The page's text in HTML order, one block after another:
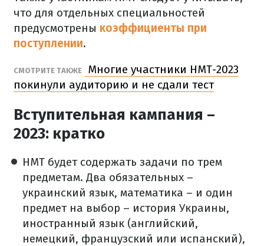
что для отдельных специальностей
предусмотрены коэффициенты при
поступлении.
СМОТРИТЕ ТАКЖЕ
Многие участники НМТ-2023
покинули аудиторию и не сдали тест
Вступительная кампания –
2023: кратко
НМТ будет содержать задачи по трем
предметам. Два обязательных –
украинский язык, математика – и один
предмет на выбор – история Украины,
иностранный язык (английский,
немецкий, французский или испанский),